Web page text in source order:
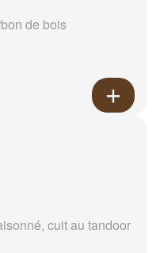
de bois
cuit au tandoor